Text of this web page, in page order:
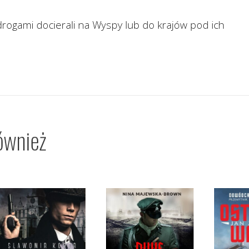
docierali na Wyspy lub do krajów pod ich